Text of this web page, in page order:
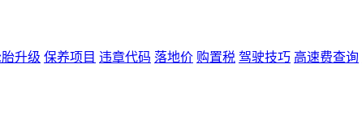
升级 保养项目 违章代码 落地价 购置税 驾驶技巧 高速费查询